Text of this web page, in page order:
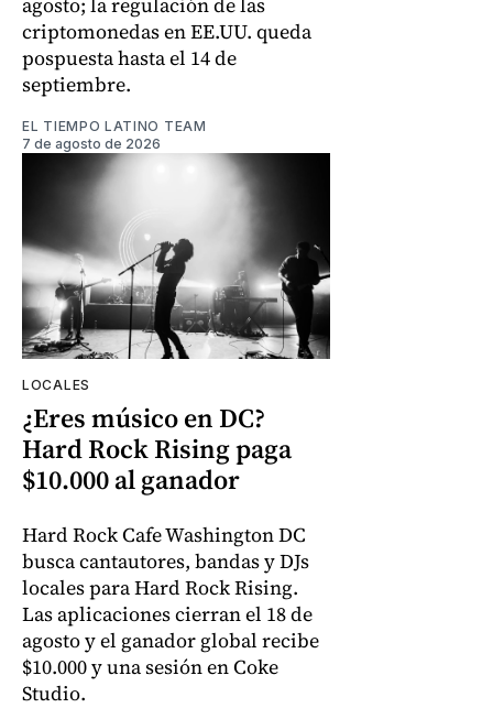
criptomonedas en EE.UU. queda
pospuesta hasta el 14 de
septiembre.
EL TIEMPO LATINO TEAM
7 de agosto de 2026
LOCALES
¿Eres músico en DC?
Hard Rock Rising paga
$10.000 al ganador
Hard Rock Cafe Washington DC
busca cantautores, bandas y DJs
locales para Hard Rock Rising.
Las aplicaciones cierran el 18 de
agosto y el ganador global recibe
$10.000 y una sesión en Coke
Studio.